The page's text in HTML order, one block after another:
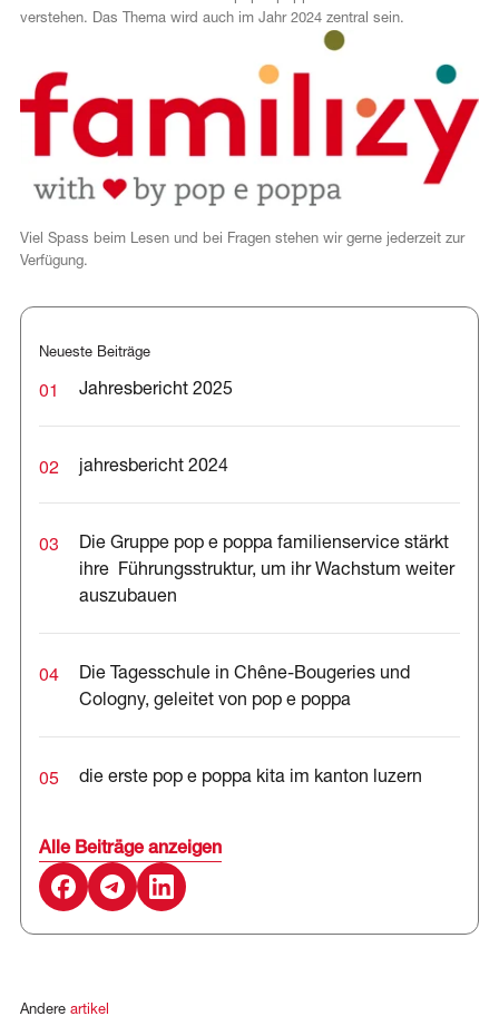
verstehen. Das Thema wird auch im Jahr 2024 zentral sein.
Viel Spass beim Lesen und bei Fragen stehen wir gerne jederzeit zur
Verfügung.
Neueste Beiträge
01 Jahresbericht 2025
02 jahresbericht 2024
03
Die Gruppe pop e poppa familienservice stärkt
ihre Führungsstruktur, um ihr Wachstum weiter
auszubauen
04
Die Tagesschule in Chêne-Bougeries und
Cologny, geleitet von pop e poppa
05 die erste pop e poppa kita im kanton luzern
Alle Beiträge anzeigen
Andere artikel